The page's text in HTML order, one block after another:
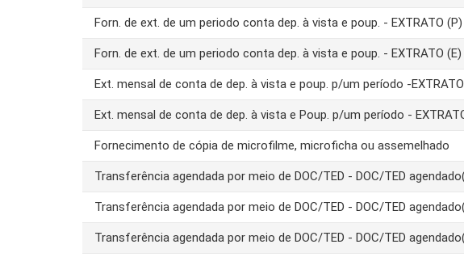
Forn. de ext. de um periodo conta dep. à vista e poup. - EXTRATO (P)
Forn. de ext. de um periodo conta dep. à vista e poup. - EXTRATO (E)
Ext. mensal de conta de dep. à vista e poup. p/um período -
Ext. mensal de conta de dep. à vista e Poup. p/um período -
Fornecimento de cópia de microfilme, microficha ou assemelhado
Transferência agendada por meio de DOC/TED - DOC/TED
Transferência agendada por meio de DOC/TED - DOC/TED
Transferência agendada por meio de DOC/TED - DOC/TED